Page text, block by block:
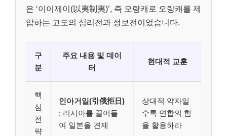
은 ‘이이제이(以夷制夷)’, 즉 오랑캐로 오랑캐를 제
압하는 고도의 심리전과 정보전이었습니다.
구
분
주요 내용 및 데이
터
현대적 교훈
핵
심
전
략
인아거일(引俄拒日)
: 러시아를 끌어들
여 일본을 견제
상대적 약자일
수록 연합의 힘
을 활용하라